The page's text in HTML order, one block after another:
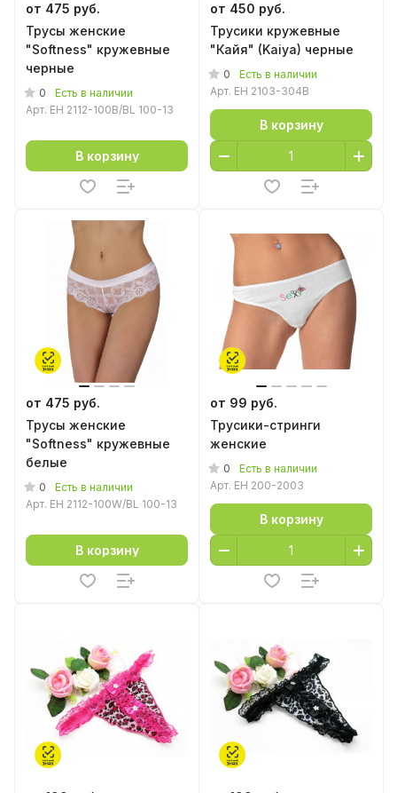
от 475 руб.
Трусы женские
"Softness" кружевные
черные
0
Есть в наличии
Арт. EH 2112-100B/BL 100-13
В корзину
от 450 руб.
Трусики кружевные
"Кайя" (Kaiya) черные
0
Есть в наличии
Арт. EH 2103-304B
В корзину
от 475 руб.
Трусы женские
"Softness" кружевные
белые
0
Есть в наличии
Арт. EH 2112-100W/BL 100-13
В корзину
от 99 руб.
Трусики-стринги
женские
0
Есть в наличии
Арт. EH 200-2003
В корзину